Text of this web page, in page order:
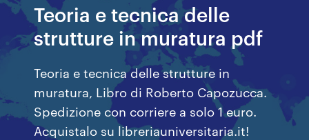
Teoria e tecnica delle
strutture in muratura pdf
Teoria e tecnica delle strutture in
muratura, Libro di Roberto Capozucca.
Spedizione con corriere a solo 1 euro.
Acquistalo su libreriauniversitaria.it!